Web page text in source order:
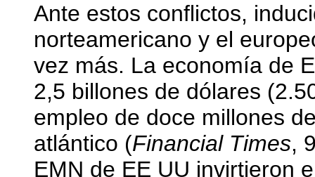
Ante estos conflictos,
norteamericano y el
vez más. La economía de
2,5 billones de dólares
empleo de doce millones
atlántico (Financial Times,
EMN de EE UU invirtieron